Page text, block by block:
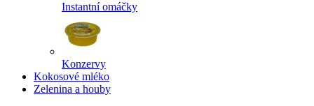
Instantní omáčky
Konzervy
Kokosové mléko
Zelenina a houby